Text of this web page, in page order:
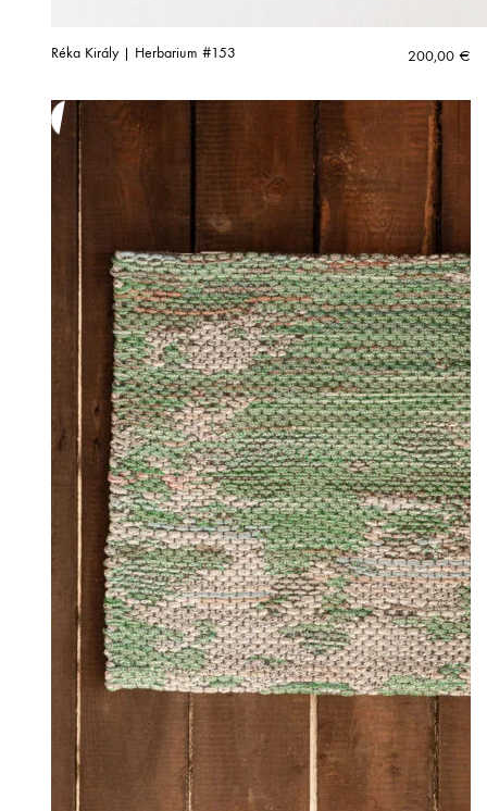
Réka Király | Herbarium #153 200,00 €